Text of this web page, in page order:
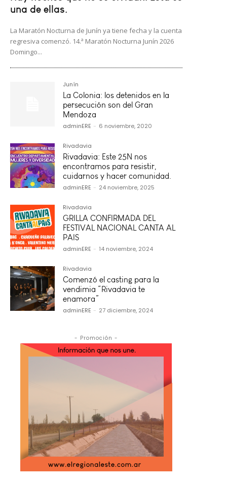
una de ellas.
La Maratón Nocturna de Junín ya tiene fecha y la cuenta
regresiva comenzó. 14.ª Maratón Nocturna Junín 2026
Domingo...
Junín
La Colonia: los detenidos en la
persecución son del Gran
Mendoza
adminERE - 6 noviembre, 2020
Rivadavia
Rivadavia: Este 25N nos
encontramos para resistir,
cuidarnos y hacer comunidad.
adminERE - 24 noviembre, 2025
Rivadavia
GRILLA CONFIRMADA DEL
FESTIVAL NACIONAL CANTA AL
PAIS
adminERE - 14 noviembre, 2024
Rivadavia
Comenzó el casting para la
vendimia “Rivadavia te
enamora”
adminERE - 27 diciembre, 2024
- Promoción -